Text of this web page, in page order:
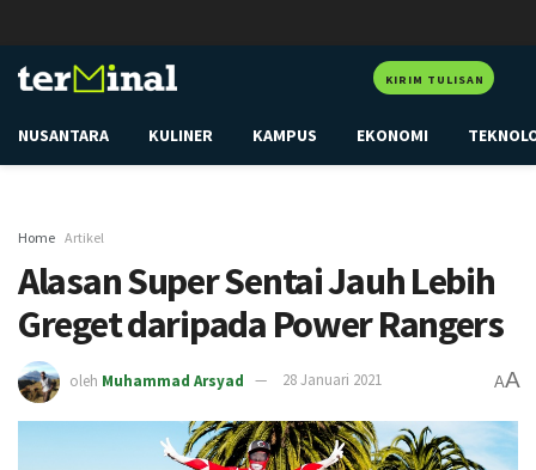
KIRIM TULISAN
NUSANTARA KULINER KAMPUS EKONOMI
Home Artikel
Alasan Super Sentai Jauh Lebih
Greget daripada Power Rangers
oleh Muhammad Arsyad 28 Januari 2021 AA